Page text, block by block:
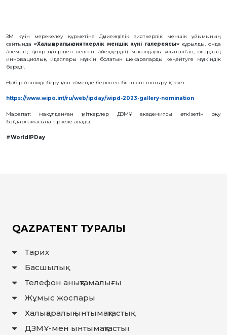
ОБЪЕКТІЛЕРІ
ӨНЕРТАБЫСТАР
ӨНЕРКӘСІПТІК
ТАУАР
ТАУАР
АВТОРЛЫҚ
ҚҰҚЫҚТАР
ДИРЕКТОРДЫҢ
КАРТА
ГЕОГРАФИЯЛЫҚ
ЖӘНЕ
ШЫҒАРЫЛҒАН
ЖЕРЛЕР
ЗМ күнін мерекелеу құрметіне Дүниежүзілік зияткерлік меншік ұйымының
сайтында «Халықаралық зияткерлік меншік күні галереясы» құрылды, онда
әлемнің түкпір-түкпірінен келген әйелдердің мысалдары ұсынылған, олардың
инновациялық идеялары мүмкін болатын шекараларды кеңейтуге мүмкіндік
береді.
Әрбір өтінімді беру үшін төменде берілген бланкіні толтыру қажет.
https://www.wipo.int/ru/web/ipday/wipd-2023-gallery-nomination
Марапат: мақұлданған үміткерлер ДЗМҰ академиясы өткізетін оқу
бағдарламасына тіркеле алады.
#WorldIPDay
QAZPATENT ТУРАЛЫ
Тарих
Басшылық
Телефон анықтамалығы
Жұмыс жоспары
Халықаралық ынтымақтастық
ДЗМҰ-мен ынтымақтастық